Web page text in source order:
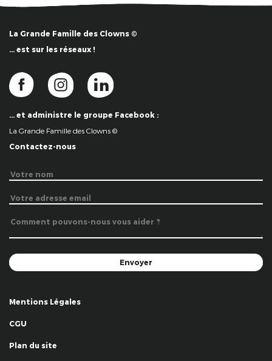
La Grande Famille des Clowns ©
… est sur les réseaux !
… et administre le groupe Facebook :
La Grande Famille des Clowns ©
Contactez-nous
Mentions Légales
CGU
Plan du site